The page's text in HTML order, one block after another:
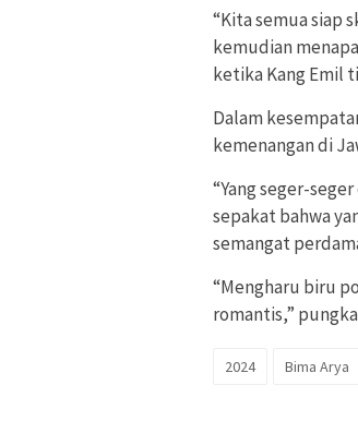
“Kita semua siap
kemudian
ketika Kang Emil
Dalam
kemenangan di
“Yang seger-
sepakat bahwa
semangat
“Mengharu biru
romantis,”
2024 Bima Arya